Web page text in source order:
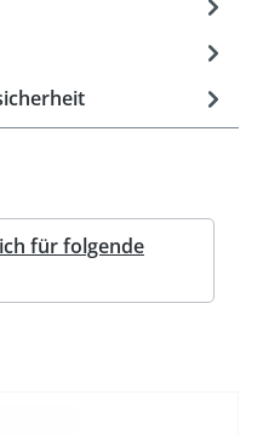
für folgende